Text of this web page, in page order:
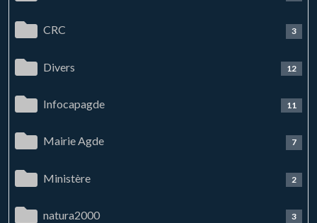
CRC 3
Divers 12
Infocapagde 11
Mairie Agde 7
Ministère 2
natura2000 3